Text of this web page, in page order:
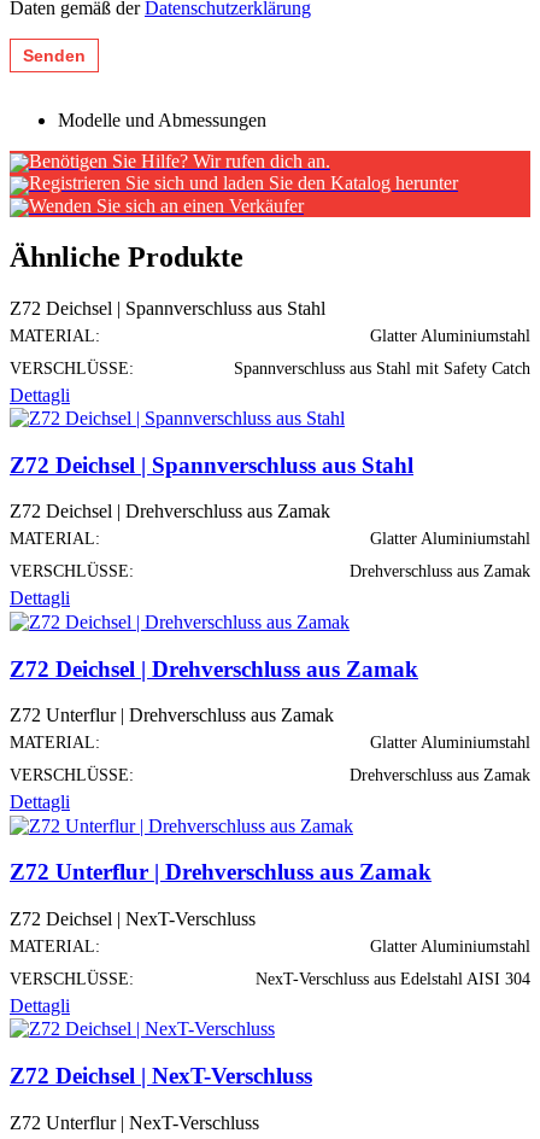
Daten gemäß derDatenschutzerklärung
Modelle und Abmessungen
Benötigen Sie Hilfe? Wir rufen dich an.
Registrieren Sie sich und laden Sie den Katalog herunter
Wenden Sie sich an einen Verkäufer
Ähnliche Produkte
Z72 Deichsel | Spannverschluss aus Stahl
MATERIAL:
Glatter Aluminiumstahl
VERSCHLÜSSE:
Spannverschluss aus Stahl mit Safety Catch
Dettagli
Z72 Deichsel | Spannverschluss aus Stahl
Z72 Deichsel | Drehverschluss aus Zamak
MATERIAL:
Glatter Aluminiumstahl
VERSCHLÜSSE:
Drehverschluss aus Zamak
Dettagli
Z72 Deichsel | Drehverschluss aus Zamak
Z72 Unterflur | Drehverschluss aus Zamak
MATERIAL:
Glatter Aluminiumstahl
VERSCHLÜSSE:
Drehverschluss aus Zamak
Dettagli
Z72 Unterflur | Drehverschluss aus Zamak
Z72 Deichsel | NexT-Verschluss
MATERIAL:
Glatter Aluminiumstahl
VERSCHLÜSSE:
NexT-Verschluss aus Edelstahl AISI 304
Dettagli
Z72 Deichsel | NexT-Verschluss
Z72 Unterflur | NexT-Verschluss